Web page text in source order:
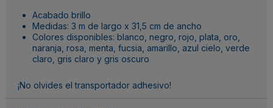
Acabado brillo
Medidas: 3 m de largo x 31,5 cm de ancho
Colores disponibles: blanco, negro, rojo, plata, oro,
naranja, rosa, menta, fucsia, amarillo, azul cielo, verde
claro, gris claro y gris oscuro
¡No olvides eltransportador adhesivo!